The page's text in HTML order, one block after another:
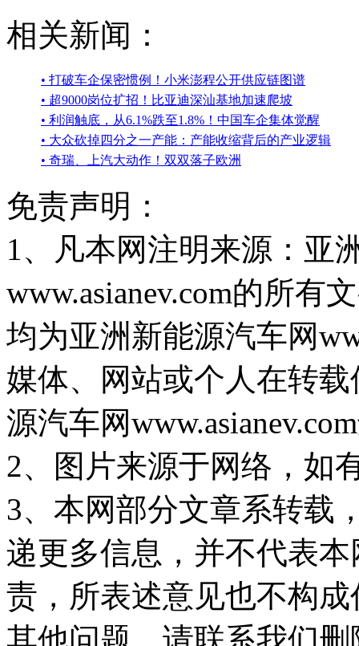
相关新闻：
• 打破车企保密惯例！小米澎程公开供应链图谱
• 超9000岗位扩招！比亚迪深汕基地加速爬坡
• 利润触底，从6.1%跌至1.8%！中国车企集体觉醒
• 大众砍掉四分之一产能：产能收缩背后的产业逻辑
• 奇瑞、上汽大动作！双双落子欧洲
免责声明：
1、凡本网注明来源：亚
www.asianev.com的所有
均为亚洲新能源汽车网
媒体、网站或个人在转
源汽车网
2、图片来源于网络，如
3、本网部分文章系转载
递更多信息，并不代表
责，所表述意见也不构